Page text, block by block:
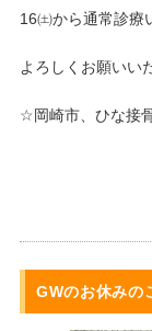
16㈯から通常診療
よろしくお願いい
☆岡崎市、ひな接
GWのお休みの